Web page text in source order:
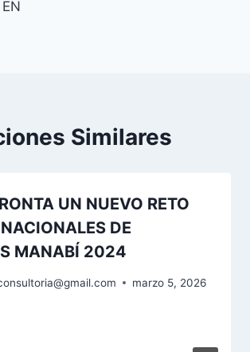
Similares
UN NUEVO RETO
DE
MANABÍ 2024
marzo 5, 2026